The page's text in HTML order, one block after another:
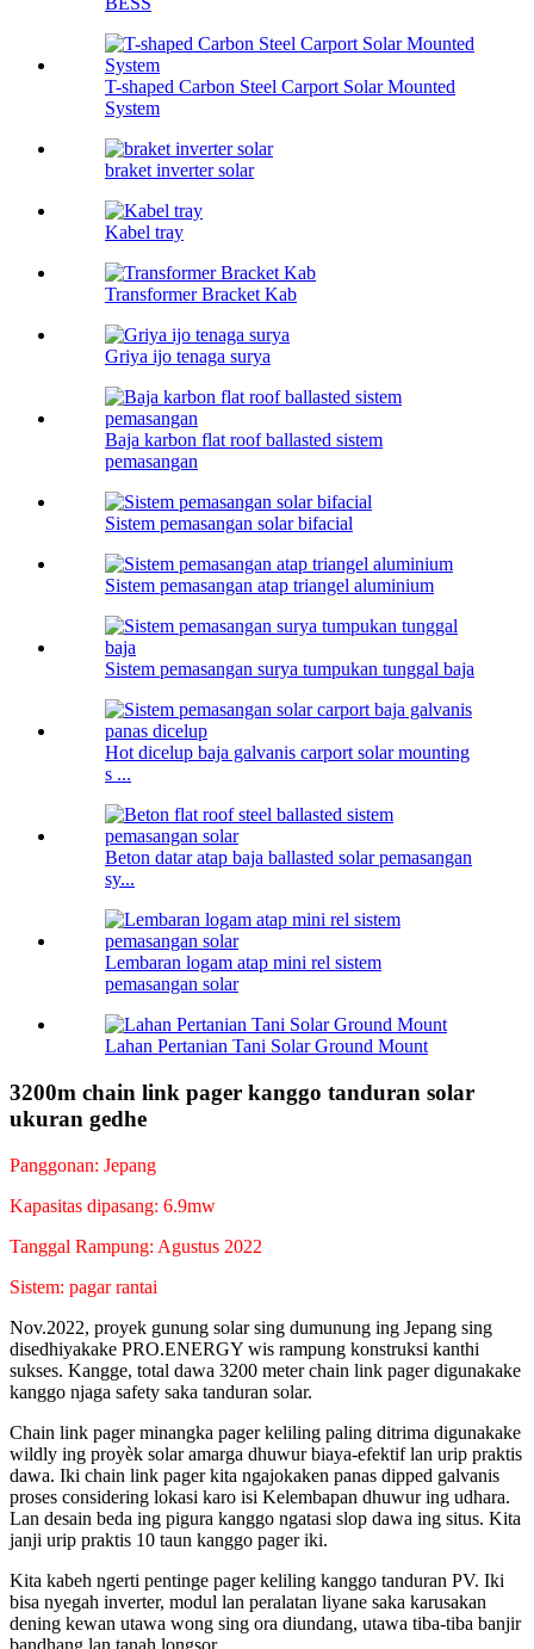
T-shaped Carbon Steel Carport Solar Mounted
System
braket inverter solar
Kabel tray
Transformer Bracket Kab
Griya ijo tenaga surya
Baja karbon flat roof ballasted sistem
pemasangan
Sistem pemasangan solar bifacial
Sistem pemasangan atap triangel aluminium
Sistem pemasangan surya tumpukan tunggal baja
Hot dicelup baja galvanis carport solar mounting
s ...
Beton datar atap baja ballasted solar pemasangan
sy...
Lembaran logam atap mini rel sistem
pemasangan solar
Lahan Pertanian Tani Solar Ground Mount
3200m chain link pager kanggo tanduran solar
ukuran gedhe
Panggonan: Jepang
Kapasitas dipasang: 6.9mw
Tanggal Rampung: Agustus 2022
Sistem: pagar rantai
Nov.2022, proyek gunung solar sing dumunung ing Jepang sing
disedhiyakake PRO.ENERGY wis rampung konstruksi kanthi
sukses. Kangge, total dawa 3200 meter chain link pager digunakake
kanggo njaga safety saka tanduran solar.
Chain link pager minangka pager keliling paling ditrima digunakake
wildly ing proyèk solar amarga dhuwur biaya-efektif lan urip praktis
dawa. Iki chain link pager kita ngajokaken panas dipped galvanis
proses considering lokasi karo isi Kelembapan dhuwur ing udhara.
Lan desain beda ing pigura kanggo ngatasi slop dawa ing situs. Kita
janji urip praktis 10 taun kanggo pager iki.
Kita kabeh ngerti pentinge pager keliling kanggo tanduran PV. Iki
bisa nyegah inverter, modul lan peralatan liyane saka karusakan
dening kewan utawa wong sing ora diundang, utawa tiba-tiba banjir
bandhang lan tanah longsor.